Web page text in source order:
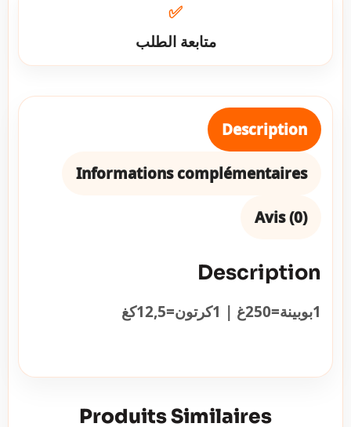
✅
متابعة الطلب
Description
Informations complémentaires
Avis (0)
Description
1بوبينة=250غ | 1كرتون=12,5كغ
Produits Similaires